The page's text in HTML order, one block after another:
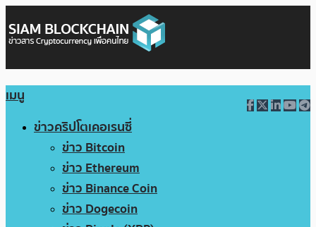
เมนู
ข่าวคริปโตเคอเรนซี่
ข่าว Bitcoin
ข่าว Ethereum
ข่าว Binance Coin
ข่าว Dogecoin